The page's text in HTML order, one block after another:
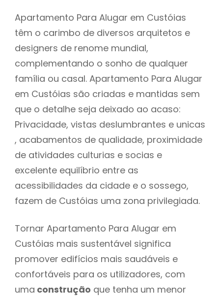
Apartamento Para Alugar em Custóias
têm o carimbo de diversos arquitetos e
designers de renome mundial,
complementando o sonho de qualquer
família ou casal. Apartamento Para Alugar
em Custóias são criadas e mantidas sem
que o detalhe seja deixado ao acaso:
Privacidade, vistas deslumbrantes e unicas
, acabamentos de qualidade, proximidade
de atividades culturias e socias e
excelente equilíbrio entre as
acessibilidades da cidade e o sossego,
fazem de Custóias uma zona privilegiada.
Tornar Apartamento Para Alugar em
Custóias mais sustentável significa
promover edifícios mais saudáveis e
confortáveis para os utilizadores, com
uma construção que tenha um menor